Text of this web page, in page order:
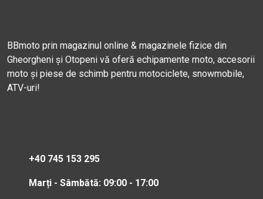
BBmoto prin magazinul online & magazinele fizice din
Gheorgheni și Otopeni vă oferă echipamente moto, accesorii
moto și piese de schimb pentru motociclete, snowmobile,
ATV-uri!
+40 745 153 295
Marți - Sâmbătă: 09:00 - 17:00